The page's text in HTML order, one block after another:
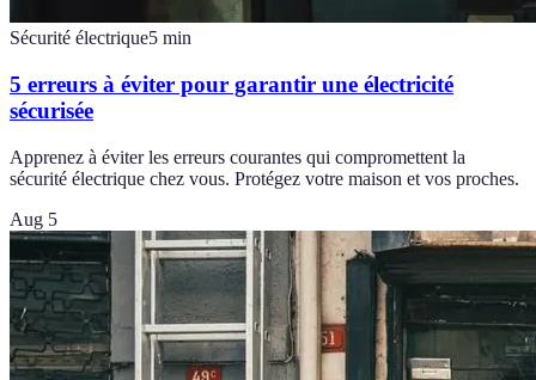
Sécurité électrique5 min
5 erreurs à éviter pour garantir une électricité
sécurisée
Apprenez à éviter les erreurs courantes qui compromettent la
sécurité électrique chez vous. Protégez votre maison et vos proches.
Aug 5